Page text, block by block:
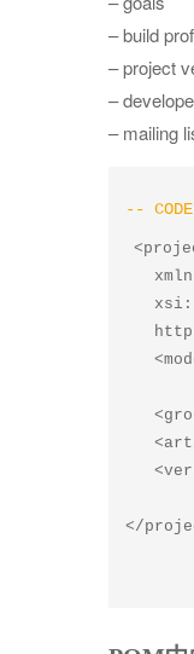
– build
– project
–
– mailing